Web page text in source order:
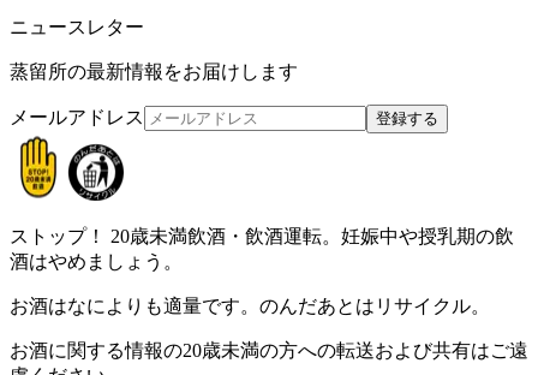
ニュースレター
蒸留所の最新情報をお届けします
メールアドレス 登録する
ストップ！
20歳未満飲酒・飲酒運転。妊娠中や授乳期の飲
酒はやめましょう。
お酒はなによりも適量です。のんだあとはリサイクル。
お酒に関する情報の20歳未満の方への転送および共有はご遠